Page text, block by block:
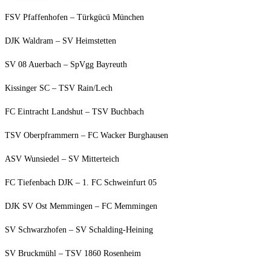
FSV Pfaf­fen­ho­fen – Türk­gücü München
DJK Wald­ram – SV Heimstetten
SV 08 Auer­bach – SpVgg Bayreuth
Kis­sin­ger SC – TSV Rain/​Lech
FC Ein­tracht Lands­hut – TSV Buchbach
TSV Ober­pfram­mern – FC Wacker Burghausen
ASV Wun­sie­del – SV Mitterteich
FC Tie­fen­bach DJK – 1. FC Schwein­furt 05
DJK SV Ost Mem­min­gen – FC Memmingen
SV Schwarz­ho­fen – SV Schalding-Heining
SV Bruck­mühl – TSV 1860 Rosenheim